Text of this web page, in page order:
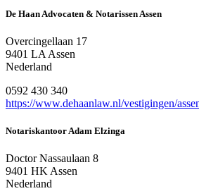
De Haan Advocaten & Notarissen Assen
Overcingellaan 17
9401 LA Assen
Nederland
0592 430 340
https://www.dehaanlaw.nl/vestigingen/
Notariskantoor Adam Elzinga
Doctor Nassaulaan 8
9401 HK Assen
Nederland